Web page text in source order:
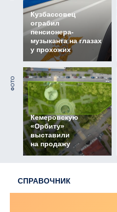
Кузбассовец
ограбил
пенсионера-
музыканта на глазах
у прохожих
ФОТО
Кемеровскую
«Орбиту»
выставили
на продажу
СПРАВОЧНИК